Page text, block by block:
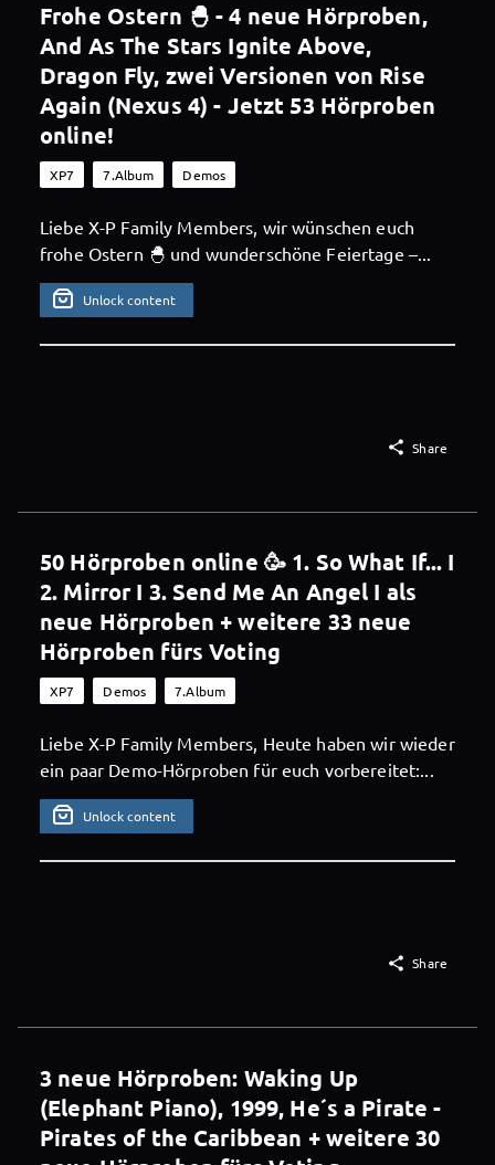
Frohe Ostern 🐣 - 4 neue Hörproben,
And As The Stars Ignite Above,
Dragon Fly, zwei Versionen von Rise
Again (Nexus 4) - Jetzt 53 Hörproben
online!
XP7 7.Album Demos
Liebe X-P Family Members, wir wünschen euch
frohe Ostern 🐣 und wunderschöne Feiertage –...
Unlock content
 Share
50 Hörproben online 🥳 1. So What If... I
2. Mirror I 3. Send Me An Angel I als
neue Hörproben + weitere 33 neue
Hörproben fürs Voting
XP7 Demos 7.Album
Liebe X-P Family Members, Heute haben wir wieder
ein paar Demo-Hörproben für euch vorbereitet:...
Unlock content
 Share
3 neue Hörproben: Waking Up
(Elephant Piano), 1999, He´s a Pirate -
Pirates of the Caribbean + weitere 30